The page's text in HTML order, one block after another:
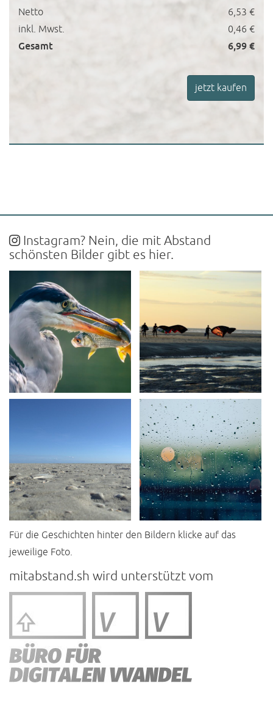
Netto
inkl. Mwst.
Gesamt
6,53 €
0,46 €
6,99 €
Instagram? Nein, die mit Abstand
schönsten Bilder gibt es hier.
Für die Geschichten hinter den Bildern klicke auf das
jeweilige Foto.
mitabstand.sh wird unterstützt vom